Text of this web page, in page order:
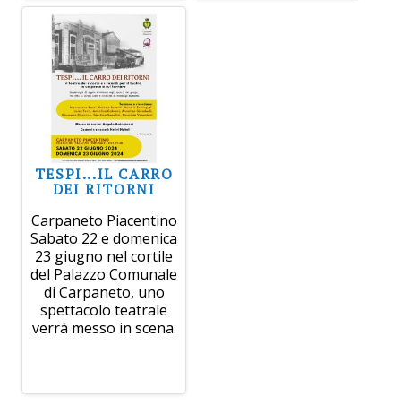
TESPI...IL CARRO
DEI RITORNI
Carpaneto Piacentino
Sabato 22 e domenica
23 giugno nel cortile
del Palazzo Comunale
di Carpaneto, uno
spettacolo teatrale
verrà messo in scena.